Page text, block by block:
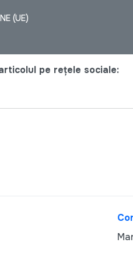
(UE)
pe rețele sociale:
IMEDIATE ALE POLITICII